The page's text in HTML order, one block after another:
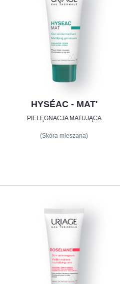
HYSÉAC - MAT'
PIELĘGNACJA MATUJĄCA
(Skóra mieszana)